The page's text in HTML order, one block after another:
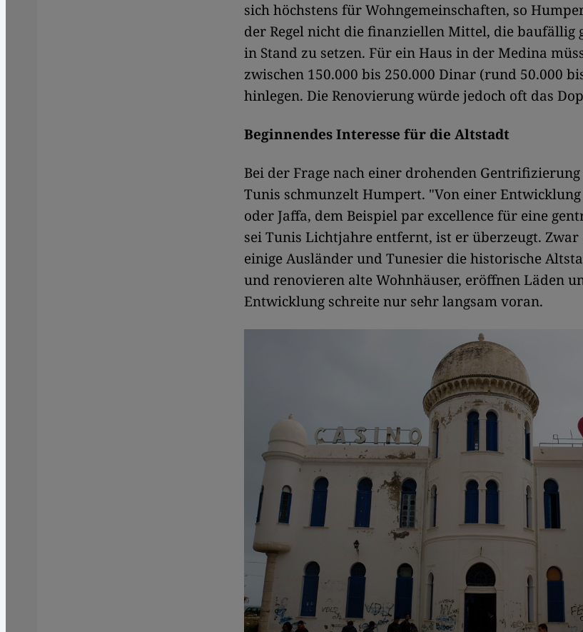
sich höchstens für Wohngemeinschaften, so
der Regel nicht die finanziellen Mittel, die baufällig
in Stand zu setzen. Für ein Haus in der Medina
zwischen 150.000 bis 250.000 Dinar (rund 50.000
hinlegen. Die Renovierung würde jedoch oft das
Beginnendes Interesse für die Altstadt
Bei der Frage nach einer drohenden
Tunis schmunzelt Humpert. "Von einer
oder Jaffa, dem Beispiel par excellence für eine
sei Tunis Lichtjahre entfernt, ist er überzeugt. Zwar
einige Ausländer und Tunesier die historische
und renovieren alte Wohnhäuser, eröffnen Läden
Entwicklung schreite nur sehr langsam voran.